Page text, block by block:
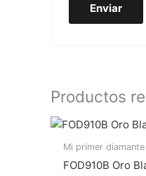
Productos
Mi primer diamante
FOD910B Oro